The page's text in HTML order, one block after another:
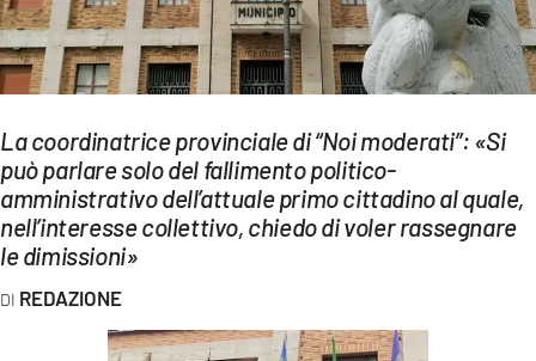
Streaming
LAC TV
LAC NETWORK
LAC ONAIR
LaC
LACPLAY.IT
La coordinatrice provinciale di “Noi moderati”: «Si
può parlare solo del fallimento politico-
amministrativo dell’attuale primo cittadino al quale,
nell’interesse collettivo, chiedo di voler rassegnare
le dimissioni»
REDAZIONE